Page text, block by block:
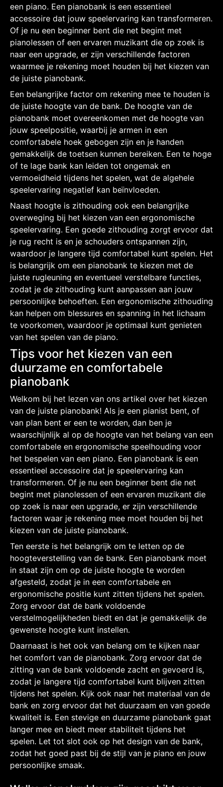
een piano. Een pianobank is een essentieel
accessoire dat jouw speelervaring kan transformeren.
Of je nu een beginner bent die net begint met
pianolessen of een ervaren muzikant die op zoek is
naar een upgrade, er zijn verschillende factoren
waarmee je rekening moet houden bij het kiezen van
de juiste pianobank.
Een belangrijke factor om rekening mee te houden is
de juiste hoogte van de bank. De hoogte van de
pianobank moet overeenkomen met de hoogte van
jouw speelpositie, waarbij je armen in een
comfortabele hoek gebogen zijn en je handen
gemakkelijk de toetsen kunnen bereiken. Een te hoge
of te lage bank kan leiden tot ongemak en
vermoeidheid tijdens het spelen, wat de algehele
speelervaring negatief kan beïnvloeden.
Naast hoogte is zithouding ook een belangrijke
overweging bij het kiezen van een ergonomische
speelervaring. Een goede zithouding zorgt ervoor dat
je rug recht is en je schouders ontspannen zijn,
waardoor je langere tijd comfortabel kunt spelen. Het
is belangrijk om een pianobank te kiezen met de
juiste rugleuning en eventueel verstelbare functies,
zodat je de zithouding kunt aanpassen aan jouw
persoonlijke behoeften. Een ergonomische zithouding
kan helpen om blessures en spanning in het lichaam
te voorkomen, waardoor je optimaal kunt genieten
van het spelen van de piano.
Tips voor het kiezen van een
duurzame en comfortabele
pianobank
Welkom bij het lezen van ons artikel over het kiezen
van de juiste pianobank! Als je een pianist bent, of
van plan bent er een te worden, dan ben je
waarschijnlijk al op de hoogte van het belang van een
comfortabele en ergonomische speelhouding voor
het bespelen van een piano. Een pianobank is een
essentieel accessoire dat je speelervaring kan
transformeren. Of je nu een beginner bent die net
begint met pianolessen of een ervaren muzikant die
op zoek is naar een upgrade, er zijn verschillende
factoren waar je rekening mee moet houden bij het
kiezen van de juiste pianobank.
Ten eerste is het belangrijk om te letten op de
hoogteverstelling van de bank. Een pianobank moet
in staat zijn om op de juiste hoogte te worden
afgesteld, zodat je in een comfortabele en
ergonomische positie kunt zitten tijdens het spelen.
Zorg ervoor dat de bank voldoende
verstelmogelijkheden biedt en dat je gemakkelijk de
gewenste hoogte kunt instellen.
Daarnaast is het ook van belang om te kijken naar
het comfort van de pianobank. Zorg ervoor dat de
zitting van de bank voldoende zacht en gevoerd is,
zodat je langere tijd comfortabel kunt blijven zitten
tijdens het spelen. Kijk ook naar het materiaal van de
bank en zorg ervoor dat het duurzaam en van goede
kwaliteit is. Een stevige en duurzame pianobank gaat
langer mee en biedt meer stabiliteit tijdens het
spelen. Let tot slot ook op het design van de bank,
zodat het goed past bij de stijl van je piano en jouw
persoonlijke smaak.